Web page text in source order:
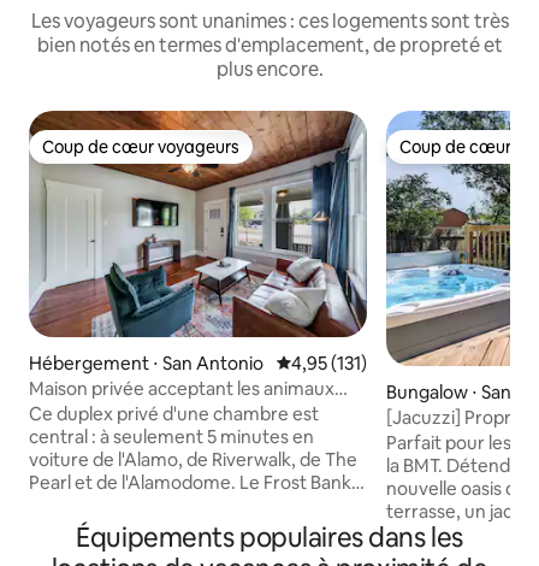
Les voyageurs sont unanimes : ces logements sont très
bien notés en termes d'emplacement, de propreté et
plus encore.
Coup de cœur voyageurs
Coup de cœur voyageurs
Hébergement ⋅ San Antonio Évaluation moyenne sur la
4,95 (131)
Maison privée acceptant les animaux
près du centre-ville de San Antonio
Ce duplex privé d'une chambre est
central : à seulement 5 minutes en
voiture de l'Alamo, de Riverwalk, de The
Pearl et de l'Alamodome. Le Frost Bank
En outre, à quelques minutes des
restaurants branchés, des brasseries,
Coup de cœur
Coup de cœur
Bungalow ⋅ San
[Jacuzzi] Propre
de Fort Sam
Parfait pour les
la BMT. Détendez-vous dans notre
nouvelle oasis de
terrasse, un
Roku. Charmante
Craftsman des
Équipements populaires dans les